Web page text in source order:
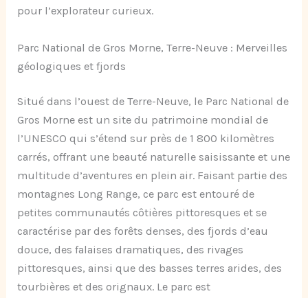
pour l’explorateur curieux.
Parc National de Gros Morne, Terre-Neuve : Merveilles
géologiques et fjords
Situé dans l’ouest de Terre-Neuve, le Parc National de
Gros Morne est un site du patrimoine mondial de
l’UNESCO qui s’étend sur près de 1 800 kilomètres
carrés, offrant une beauté naturelle saisissante et une
multitude d’aventures en plein air. Faisant partie des
montagnes Long Range, ce parc est entouré de
petites communautés côtières pittoresques et se
caractérise par des forêts denses, des fjords d’eau
douce, des falaises dramatiques, des rivages
pittoresques, ainsi que des basses terres arides, des
tourbières et des orignaux. Le parc est